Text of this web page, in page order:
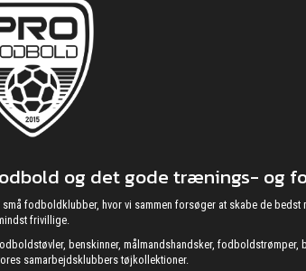
og det gode trænings- og
fodboldklubber, hvor vi sammen forsøger at skabe de
frivillige.
benskinner, målmandshandsker,
samarbejdsklubbers tøjkollektioner.